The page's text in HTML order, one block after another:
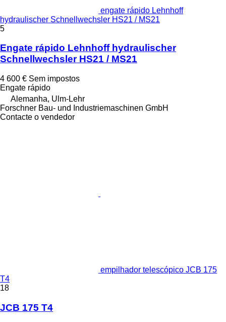
engate rápido Lehnhoff
hydraulischer Schnellwechsler HS21 / MS21
5
Engate rápido Lehnhoff hydraulischer
Schnellwechsler HS21 / MS21
4 600 € Sem impostos
Engate rápido
Alemanha, Ulm-Lehr
Forschner Bau- und Industriemaschinen GmbH
Contacte o vendedor
empilhador telescópico JCB 175
T4
18
JCB 175 T4